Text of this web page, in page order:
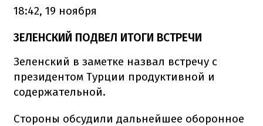
18:42, 19 ноября
ЗЕЛЕНСКИЙ ПОДВЕЛ ИТОГИ ВСТРЕЧИ
Зеленский в заметке назвал встречу с
президентом Турции продуктивной и
содержательной.
Стороны обсудили дальнейшее оборонное